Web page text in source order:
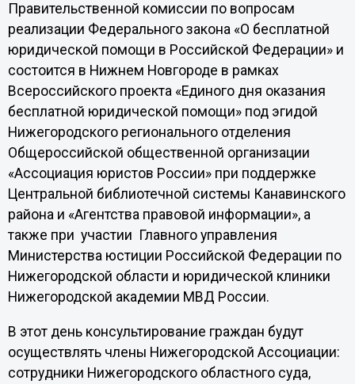
Правительственной комиссии по вопросам
реализации Федерального закона «О бесплатной
юридической помощи в Российской Федерации» и
состоится в Нижнем Новгороде в рамках
Всероссийского проекта «Единого дня оказания
бесплатной юридической помощи» под эгидой
Нижегородского регионального отделения
Общероссийской общественной организации
«Ассоциация юристов России» при поддержке
Центральной библиотечной системы Канавинского
района и «Агентства правовой информации», а
также при участии Главного управления
Министерства юстиции Российской Федерации по
Нижегородской области и юридической клиники
Нижегородской академии МВД России.
В этот день консультирование граждан будут
осуществлять члены Нижегородской Ассоциации:
сотрудники Нижегородского областного суда,